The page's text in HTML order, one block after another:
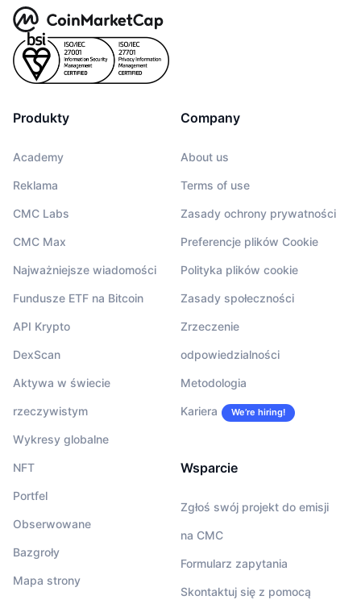
Produkty
Academy
Reklama
CMC Labs
CMC Max
Najważniejsze wiadomości
Fundusze ETF na Bitcoin
API Krypto
DexScan
Aktywa w świecie
rzeczywistym
Wykresy globalne
NFT
Portfel
Obserwowane
Bazgroły
Mapa strony
Company
About us
Terms of use
Zasady ochrony prywatności
Preferencje plików Cookie
Polityka plików cookie
Zasady społeczności
Zrzeczenie
odpowiedzialności
Metodologia
Kariera We’re hiring!
Wsparcie
Zgłoś swój projekt do emisji
na CMC
Formularz zapytania
Skontaktuj się z pomocą